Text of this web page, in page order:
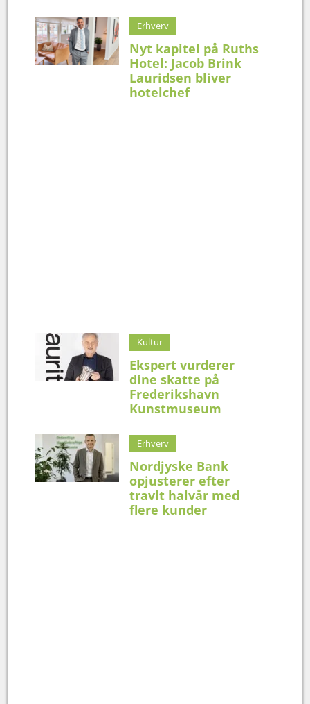
Erhverv
Nyt kapitel på Ruths
Hotel: Jacob Brink
Lauridsen bliver
hotelchef
Kultur
Ekspert vurderer
dine skatte på
Frederikshavn
Kunstmuseum
Erhverv
Nordjyske Bank
opjusterer efter
travlt halvår med
flere kunder